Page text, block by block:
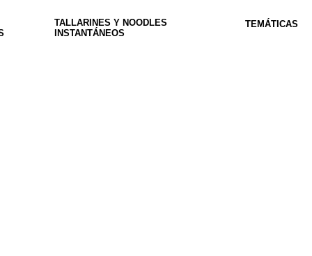
TALLARINES Y NOODLES
INSTANTÁNEOS
TEMÁTICAS